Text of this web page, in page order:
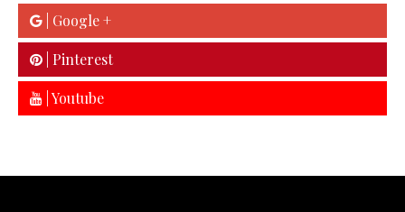
| Google +
| Pinterest
| Youtube